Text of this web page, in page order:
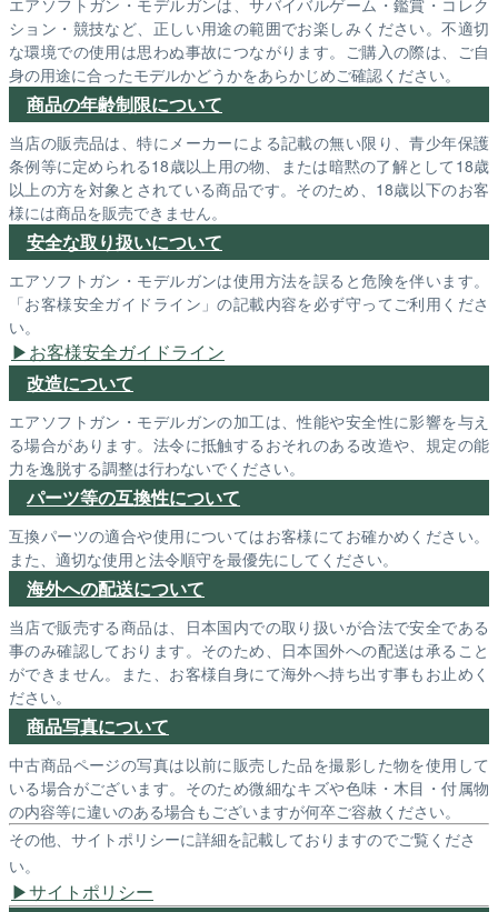
エアソフトガン・モデルガンは、サバイバルゲーム・鑑賞・コレク
ション・競技など、正しい用途の範囲でお楽しみください。不適切
な環境での使用は思わぬ事故につながります。ご購入の際は、ご自
身の用途に合ったモデルかどうかをあらかじめご確認ください。
商品の年齢制限について
当店の販売品は、特にメーカーによる記載の無い限り、青少年保護
条例等に定められる18歳以上用の物、または暗黙の了解として18歳
以上の方を対象とされている商品です。そのため、18歳以下のお客
様には商品を販売できません。
安全な取り扱いについて
エアソフトガン・モデルガンは使用方法を誤ると危険を伴います。
「お客様安全ガイドライン」の記載内容を必ず守ってご利用くださ
い。
お客様安全ガイドライン
改造について
エアソフトガン・モデルガンの加工は、性能や安全性に影響を与え
る場合があります。法令に抵触するおそれのある改造や、規定の能
力を逸脱する調整は行わないでください。
パーツ等の互換性について
互換パーツの適合や使用についてはお客様にてお確かめください。
また、適切な使用と法令順守を最優先にしてください。
海外への配送について
当店で販売する商品は、日本国内での取り扱いが合法で安全である
事のみ確認しております。そのため、日本国外への配送は承ること
ができません。また、お客様自身にて海外へ持ち出す事もお止めく
ださい。
商品写真について
中古商品ページの写真は以前に販売した品を撮影した物を使用して
いる場合がございます。そのため微細なキズや色味・木目・付属物
の内容等に違いのある場合もございますが何卒ご容赦ください。
その他、サイトポリシーに詳細を記載しておりますのでご覧くださ
い。
サイトポリシー